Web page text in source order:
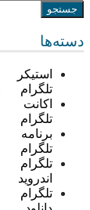
دسته‌ها
استیکر
تلگرام
اکانت
تلگرام
برنامه
تلگرام
تلگرام
اندروید
تلگرام